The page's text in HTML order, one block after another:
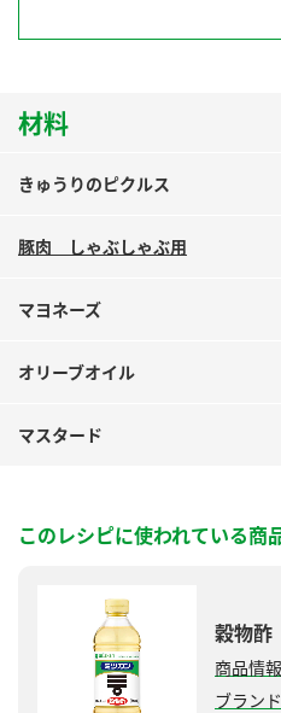
お酢を知ろう！
ぽん酢サワー
ミツカンのCM
各部門が大切にし
キッザニア東京「
地図から取り扱い店舗を探す
材料
きゅうりのピクルス
豚肉 しゃぶしゃぶ用
マヨネーズ
オリーブオイル
マスタード
このレシピに使われている商
穀物酢
商品情
ブラン